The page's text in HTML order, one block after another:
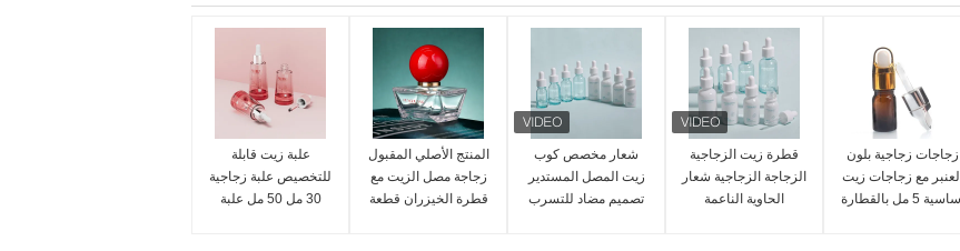
علبة زيت قابلة
للتخصيص علبة زجاجية
30 مل 50 مل علبة
المنتج الأصلي المقبول
زجاجة مصل الزيت مع
قطرة الخيزران قطعة
شعار مخصص كوب
زيت المصل المستدير
تصميم مضاد للتسرب
قطرة زيت الزجاجية
الزجاجة الزجاجية شعار
الحاوية الناعمة
زجاجات زجاجية بلون
العنبر مع زجاجات زيت
أساسية 5 مل بالقطارة